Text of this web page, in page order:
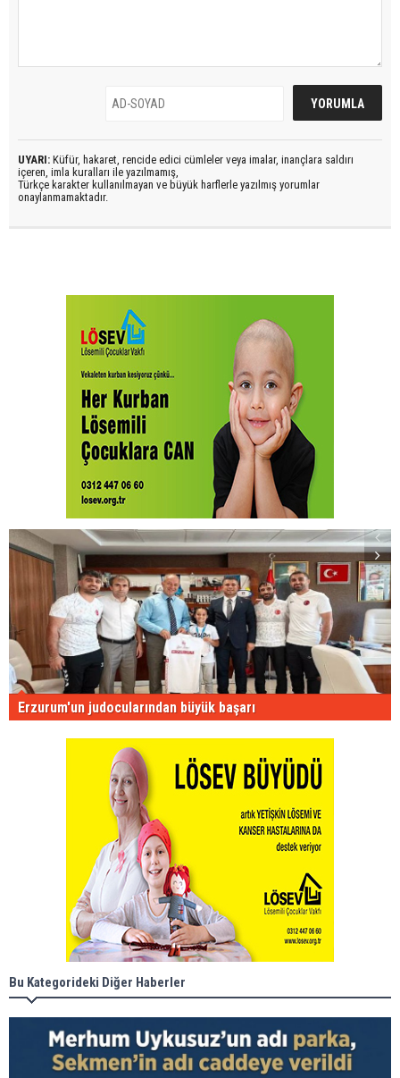
UYARI: Küfür, hakaret, rencide edici cümleler veya imalar, inançlara saldırı
içeren, imla kuralları ile yazılmamış,
Türkçe karakter kullanılmayan ve büyük harflerle yazılmış yorumlar
onaylanmamaktadır.
Erzurum'un judocularından büyük başarı
Bu Kategorideki Diğer Haberler